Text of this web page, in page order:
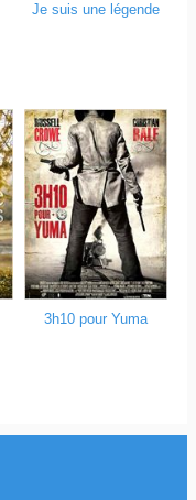
Je suis une légende
3h10 pour Yuma